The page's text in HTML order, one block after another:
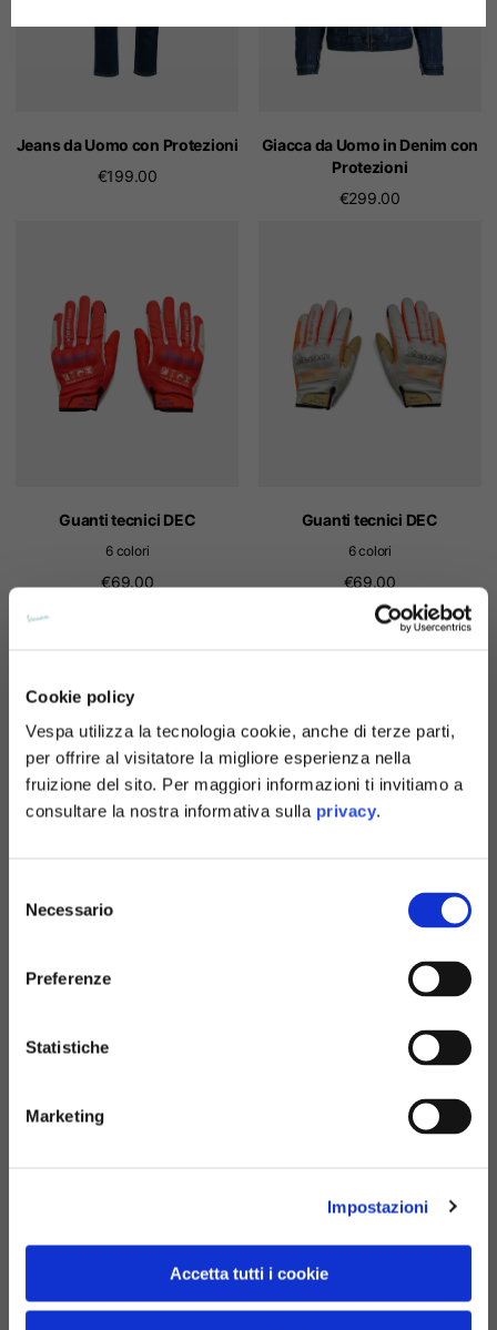
Cookie policy
Vespa utilizza la tecnologia cookie, anche di terze parti,
per offrire al visitatore la migliore esperienza nella
fruizione del sito. Per maggiori informazioni ti invitiamo a
consultare la nostra informativa sulla privacy.
delNecessario
Preferenze
Statistiche
Marketing
Impostazioni
Accetta tutti i cookie
Jeans da Uomo con Protezioni
€199.00
Giacca da Uomo in Denim con
Protezioni
€299.00
Guanti tecnici DEC
6 colori
€69.00
Guanti tecnici DEC
6 colori
€69.00
Guanti tecnici DEC
Technical gloves Vespa Officina
Spagnolo
Olandese